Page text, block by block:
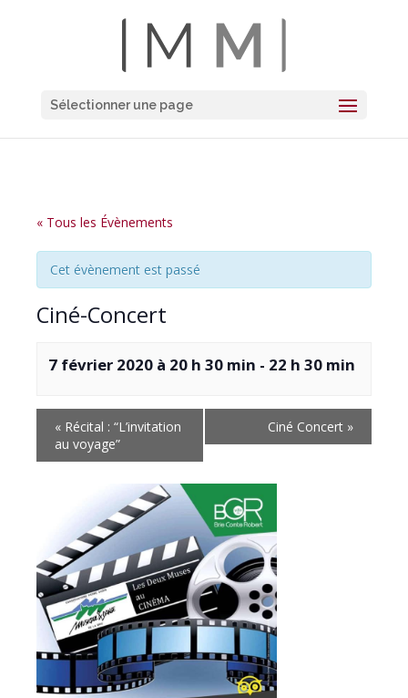
Sélectionner une page
« Tous les Évènements
Cet évènement est passé
Ciné-Concert
7 février 2020 à 20 h 30 min - 22 h 30 min
« Récital : “L’invitation
au voyage”
Ciné Concert »